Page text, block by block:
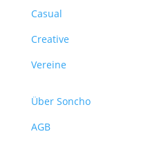
Casual
Creative
Vereine
Über Soncho
AGB